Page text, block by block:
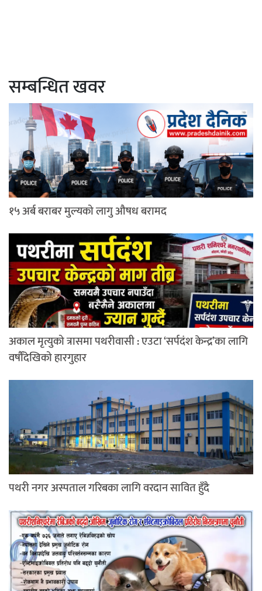
सम्बन्धित खवर
१५ अर्ब बराबर मुल्यको लागु औषध बरामद
अकाल मृत्युको त्रासमा पथरीवासी : एउटा ‘सर्पदंश केन्द्र’का लागि
वर्षौंदेखिको हारगुहार
पथरी नगर अस्पताल गरिबका लागि वरदान सावित हुँदै